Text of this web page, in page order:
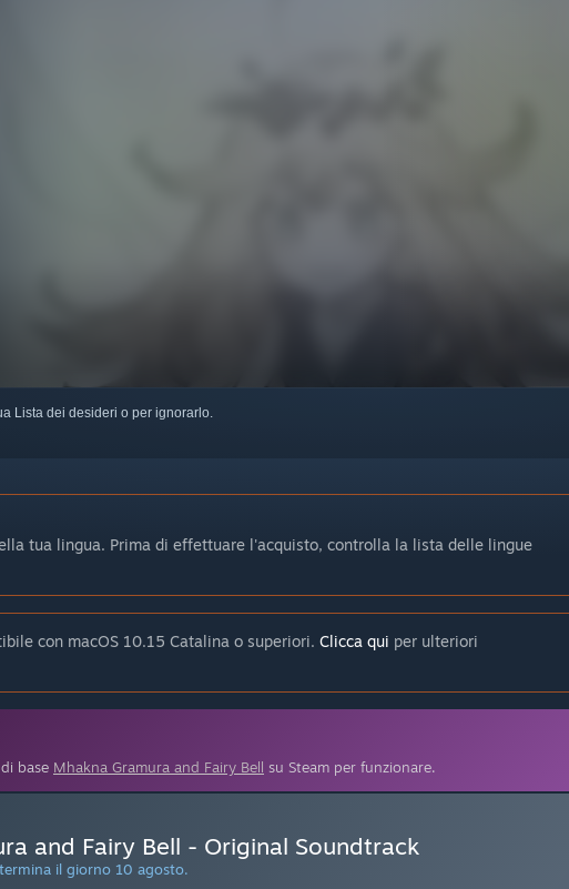
Lista dei desideri o per ignorarlo.
tua lingua. Prima di effettuare l'acquisto, controlla la lista delle lingue
con macOS 10.15 Catalina o superiori. Clicca qui per ulteriori
base Mhakna Gramura and Fairy Bell su Steam per funzionare.
and Fairy Bell - Original Soundtrack
il giorno 10 agosto.